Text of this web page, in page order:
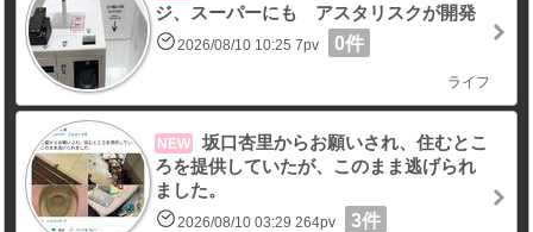
ジ、スーパーにも アスタリスクが開発
2026/08/10 10:25 7pv 0件
ライフ
NEW
坂口杏里からお願いされ、住むとこ
ろを提供していたが、このまま逃げられ
ました。
2026/08/10 03:29 264pv 3件